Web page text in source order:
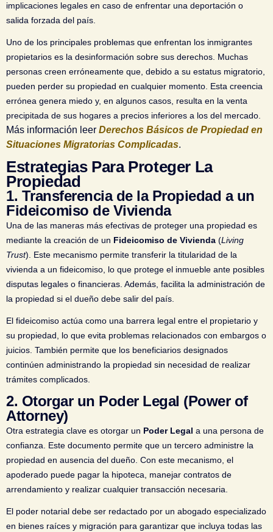
implicaciones legales en caso de enfrentar una deportación o
salida forzada del país.
Uno de los principales problemas que enfrentan los inmigrantes
propietarios es la desinformación sobre sus derechos. Muchas
personas creen erróneamente que, debido a su estatus migratorio,
pueden perder su propiedad en cualquier momento. Esta creencia
errónea genera miedo y, en algunos casos, resulta en la venta
precipitada de sus hogares a precios inferiores a los del mercado.
Más información leer Derechos Básicos de Propiedad en
Situaciones Migratorias Complicadas.
Estrategias Para Proteger La
Propiedad
1. Transferencia de la Propiedad a un
Fideicomiso de Vivienda
Una de las maneras más efectivas de proteger una propiedad es
mediante la creación de un Fideicomiso de Vivienda (Living
Trust). Este mecanismo permite transferir la titularidad de la
vivienda a un fideicomiso, lo que protege el inmueble ante posibles
disputas legales o financieras. Además, facilita la administración de
la propiedad si el dueño debe salir del país.
El fideicomiso actúa como una barrera legal entre el propietario y
su propiedad, lo que evita problemas relacionados con embargos o
juicios. También permite que los beneficiarios designados
continúen administrando la propiedad sin necesidad de realizar
trámites complicados.
2. Otorgar un Poder Legal (Power of
Attorney)
Otra estrategia clave es otorgar un Poder Legal a una persona de
confianza. Este documento permite que un tercero administre la
propiedad en ausencia del dueño. Con este mecanismo, el
apoderado puede pagar la hipoteca, manejar contratos de
arrendamiento y realizar cualquier transacción necesaria.
El poder notarial debe ser redactado por un abogado especializado
en bienes raíces y migración para garantizar que incluya todas las